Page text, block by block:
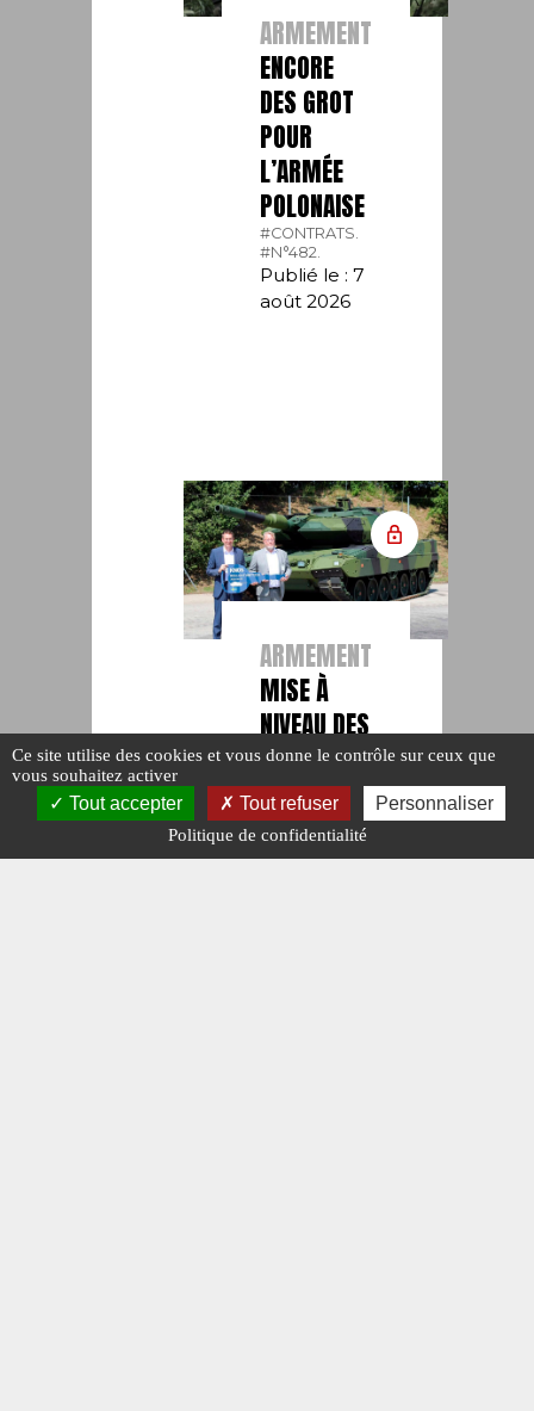
ARMEMENT
ENCORE
DES GROT
POUR
L’ARMÉE
POLONAISE
#CONTRATS.
#N°482.
Publié le : 7
août 2026
ARMEMENT
MISE À
NIVEAU DES
LEOPARD 2
SUÉDOIS
#CONTRATS.
#N°482.
Publié le : 7
Ce site utilise des cookies et vous donne le contrôle sur ceux que
vous souhaitez activer
Tout accepter Tout refuser Personnaliser
Politique de confidentialité